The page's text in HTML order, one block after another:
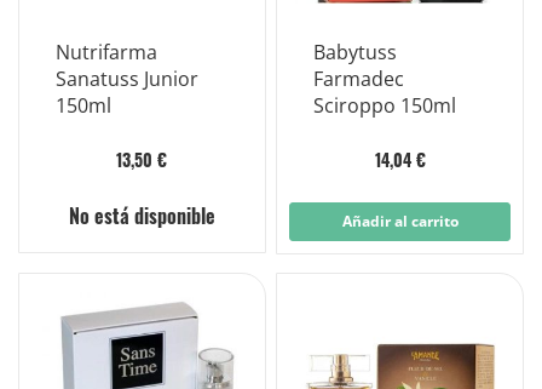
Nutrifarma
Sanatuss Junior
150ml
13,50 €
No está disponible
Babytuss
Farmadec
Sciroppo 150ml
14,04 €
Añadir al carrito